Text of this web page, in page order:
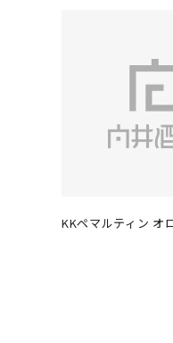
KKペマルティン オ